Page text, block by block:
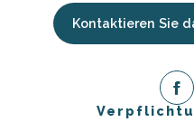
Kontaktieren Sie